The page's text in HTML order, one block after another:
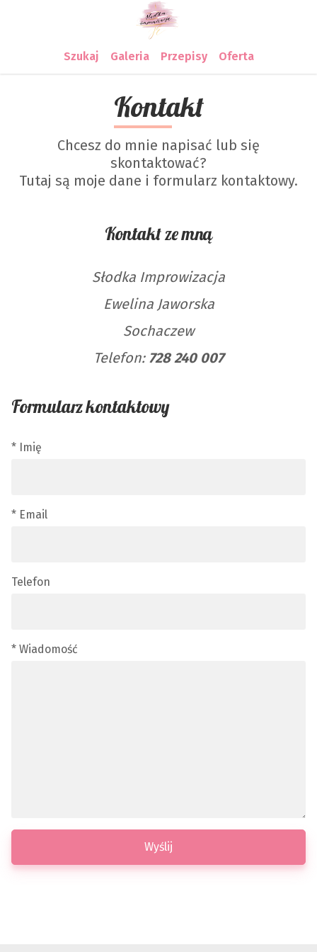
Szukaj Galeria Przepisy Oferta
Kontakt
Chcesz do mnie napisać lub się
skontaktować?
Tutaj są moje dane i formularz kontaktowy.
Kontakt ze mną
Słodka Improwizacja
Ewelina Jaworska
Sochaczew
Telefon: 728 240 007
Formularz kontaktowy
* Imię
* Email
Telefon
* Wiadomość